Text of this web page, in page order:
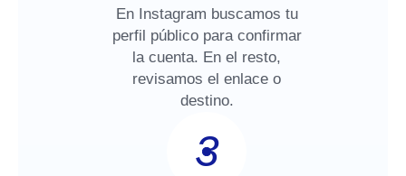
En Instagram buscamos tu
perfil público para confirmar
la cuenta. En el resto,
revisamos el enlace o
destino.
3